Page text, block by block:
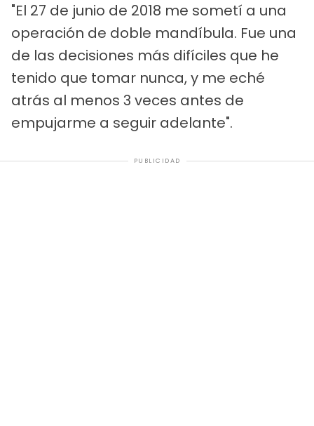
"El 27 de junio de 2018 me sometí a una
operación de doble mandíbula. Fue una
de las decisiones más difíciles que he
tenido que tomar nunca, y me eché
atrás al menos 3 veces antes de
empujarme a seguir adelante".
PUBLICIDAD